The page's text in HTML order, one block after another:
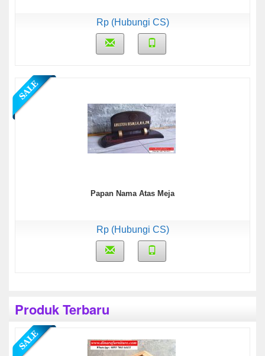
Rp (Hubungi CS)
Papan Nama Atas Meja
Rp (Hubungi CS)
Produk Terbaru